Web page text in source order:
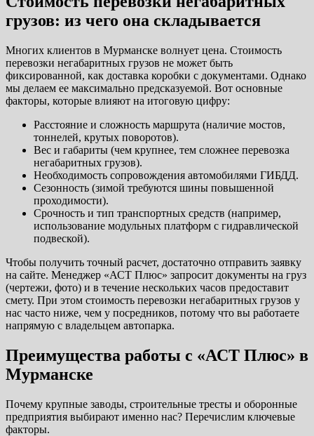
грузов: из чего она складывается
Многих клиентов в Мурманске волнует цена. Стоимость
перевозки негабаритных грузов не может быть
фиксированной, как доставка коробки с документами. Однако
мы делаем ее максимально предсказуемой. Вот основные
факторы, которые влияют на итоговую цифру:
Расстояние и сложность маршрута (наличие мостов,
тоннелей, крутых поворотов).
Вес и габариты (чем крупнее, тем сложнее перевозка
негабаритных грузов).
Необходимость сопровождения автомобилями ГИБДД.
Сезонность (зимой требуются шины повышенной
проходимости).
Срочность и тип транспортных средств (например,
использование модульных платформ с гидравлической
подвеской).
Чтобы получить точный расчет, достаточно отправить заявку
на сайте. Менеджер «АСТ Плюс» запросит документы на груз
(чертежи, фото) и в течение нескольких часов предоставит
смету. При этом стоимость перевозки негабаритных грузов у
нас часто ниже, чем у посредников, потому что вы работаете
напрямую с владельцем автопарка.
Преимущества работы с «АСТ Плюс» в
Мурманске
Почему крупные заводы, строительные тресты и оборонные
предприятия выбирают именно нас? Перечислим ключевые
факторы.